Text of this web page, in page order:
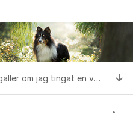
Vad gäller om jag tingat en valp?